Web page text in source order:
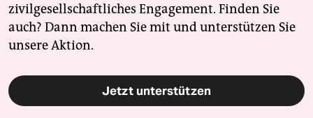
zivilgesellschaftliches Engagement. Finden Sie
auch? Dann machen Sie mit und unterstützen Sie
unsere Aktion.
Jetzt unterstützen